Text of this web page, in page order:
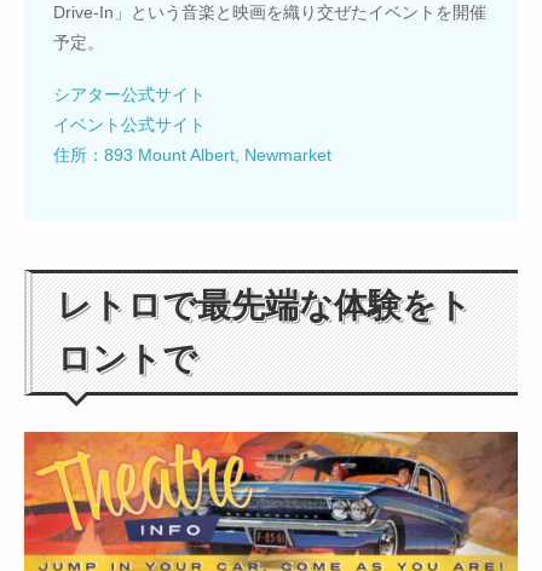
Drive-In」という音楽と映画を織り交ぜたイベントを開催
予定。
シアター公式サイト
イベント公式サイト
住所：893 Mount Albert, Newmarket
レトロで最先端な体験をト
ロントで